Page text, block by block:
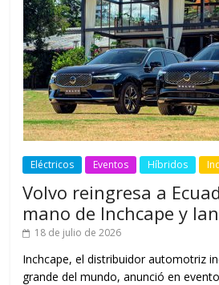
Eléctricos Eventos Híbridos
Volvo reingresa a
mano de Inchcape y
18 de julio de 2026
Inchcape, el distribuidor automotriz
grande del mundo, anunció en